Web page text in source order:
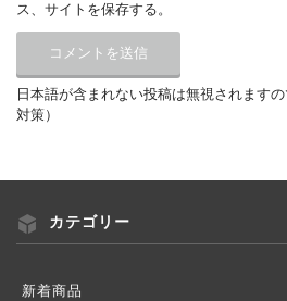
ス、サイトを保存する。
日本語が含まれない投稿は無視されます
対策）
カテゴリー
新着商品